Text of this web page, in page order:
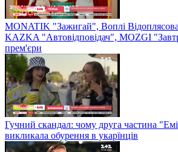
MONATIK "Зажигай", Воплі
KAZKA "Автовідповідач", MOZGI
прем'єри
Гучний скандал: чому друга частина
викликала обурення в укарїнців